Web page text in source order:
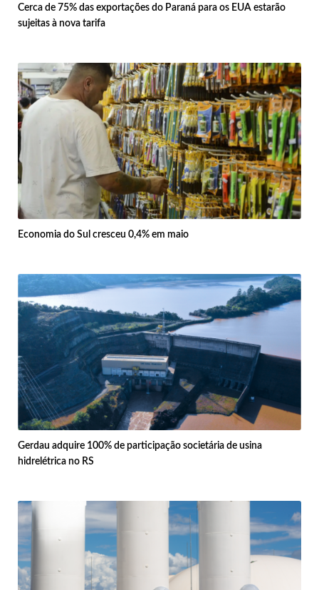
Cerca de 75% das exportações do Paraná para os EUA estarão
sujeitas à nova tarifa
Economia do Sul cresceu 0,4% em maio
Gerdau adquire 100% de participação societária de usina
hidrelétrica no RS